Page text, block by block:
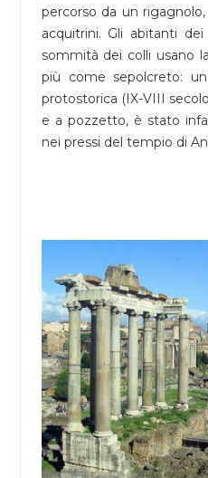
percorso da un
acquitrini. Gli abitanti
sommità dei colli usano
più come sepolcreto:
protostorica (IX-VIII
e a pozzetto, è stato
nei pressi del tempio di